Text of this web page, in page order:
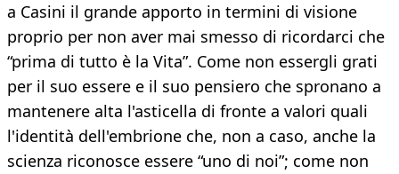
a Casini il grande apporto in termini di visione
proprio per non aver mai smesso di ricordarci che
“prima di tutto è la Vita”. Come non essergli grati
per il suo essere e il suo pensiero che spronano a
mantenere alta l'asticella di fronte a valori quali
l'identità dell'embrione che, non a caso, anche la
scienza riconosce essere “uno di noi”; come non